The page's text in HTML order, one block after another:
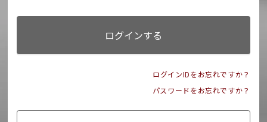
ログインする
ログインIDをお忘れですか？
パスワードをお忘れですか？